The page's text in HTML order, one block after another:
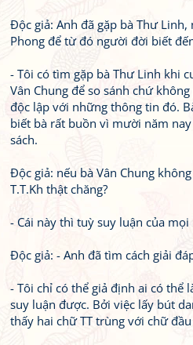
Độc giả: Anh đã gặp bà Thư Linh,
Phong để từ đó người đời biết
- Tôi có tìm gặp bà Thư Linh khi
Vân Chung để so sánh chứ
độc lập với những thông tin đó.
biết bà rất buồn vì mười năm
sách.
Độc giả: nếu bà Vân Chung
T.T.Kh thật chăng?
- Cái này thì tuỳ suy luận của
Độc giả: - Anh đã tìm cách giải
- Tôi chỉ có thể giả định ai có thể
suy luận được. Bởi việc lấy bút
thấy hai chữ TT trùng với chữ